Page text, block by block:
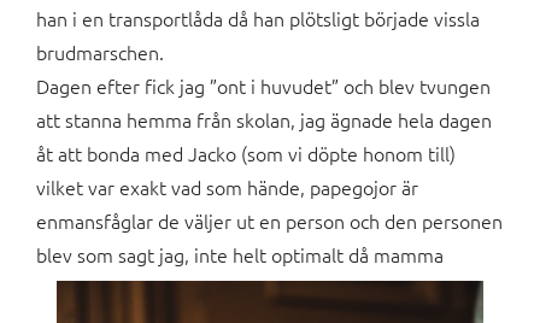
han i en transportlåda då han plötsligt började vissla
brudmarschen.
Dagen efter fick jag ”ont i huvudet” och blev tvungen
att stanna hemma från skolan, jag ägnade hela dagen
åt att bonda med Jacko (som vi döpte honom till)
vilket var exakt vad som hände, papegojor är
enmansfåglar de väljer ut en person och den personen
blev som sagt jag, inte helt optimalt då mamma